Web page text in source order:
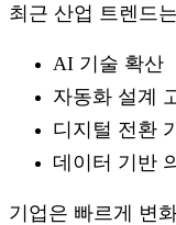
최근 산업 트렌드
AI 기술 확산
자동화 설계
디지털 전환
데이터 기반
기업은 빠르게 변